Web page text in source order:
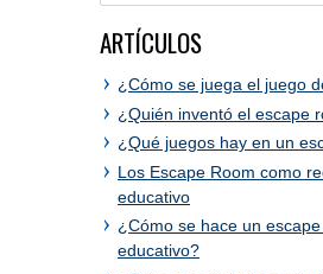
ARTÍCULOS
¿Cómo se juega el juego
¿Quién inventó el escape
¿Qué juegos hay en un
Los Escape Room como
educativo
¿Cómo se hace un
educativo?